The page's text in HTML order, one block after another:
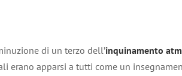
di un terzo dell’inquinamento
erano apparsi a tutti come un